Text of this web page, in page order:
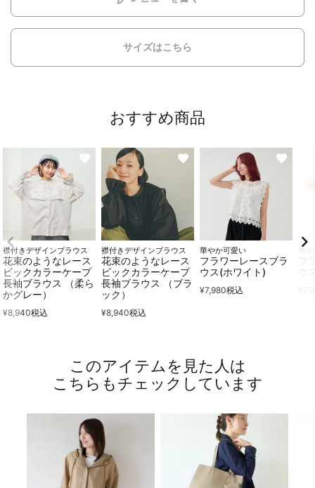
サイズはこちら
おすすめ商品
襟付きデザインブラウス
花束のようなレース
ビックカラーケープ
長袖ブラウス （柔ら
かグレー）
¥8,940税込
襟付きデザインブラウス
花束のようなレース
ビックカラーケープ
長袖ブラウス （ブラ
ック）
¥8,940税込
華やか可愛い
フラワーレースブラ
ウス(ホワイト)
¥7,980税込
華
このアイテムを見た人は
こちらもチェックしています